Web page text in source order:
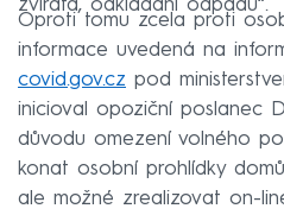
zvířata, odkládání odpadu“.
Oproti tomu zcela proti
informace uvedená na
covid.gov.cz pod
inicioval opoziční poslanec
důvodu omezení volného
konat osobní prohlídky
ale možné zrealizovat on-